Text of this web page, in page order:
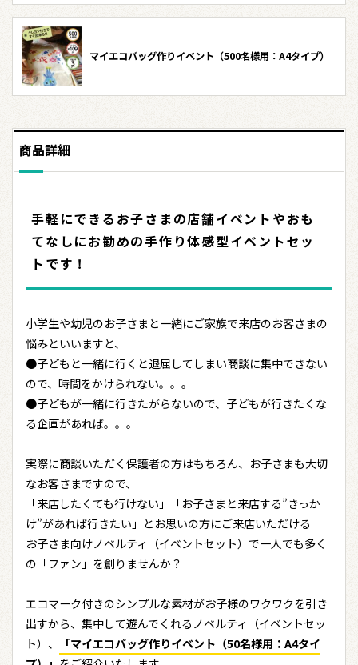
マイエコバッグ作りイベント（500名様用：A4タイプ）
商品詳細
手軽にできるお子さまの店舗イベントやおも
てなしにお勧めの手作り体感型イベントセッ
トです！
小学生や幼児のお子さまと一緒にご家族で来店のお客さまの
悩みといいますと、
●子どもと一緒に行くと退屈してしまい商談に集中できない
ので、時間をかけられない。。。
●子どもが一緒に行きたがらないので、子どもが行きたくな
る企画があれば。。。
実際に商談いただく保護者の方はもちろん、お子さまも大切
なお客さまですので、
「来店したくても行けない」「お子さまと来店する”きっか
け”があれば行きたい」とお思いの方にご来店いただける
お子さま向けノベルティ（イベントセット）で一人でも多く
の「ファン」を創りませんか？
エコマーク付きのシンプルな素材がお子様のワクワクを引き
出すから、集中して遊んでくれるノベルティ（イベントセッ
ト）、
「マイエコバッグ作りイベント（50名様用：A4タイ